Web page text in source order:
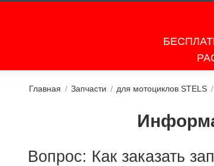
Главная / Запчасти / для мотоциклов STELS /
Вопрос: Как заказать